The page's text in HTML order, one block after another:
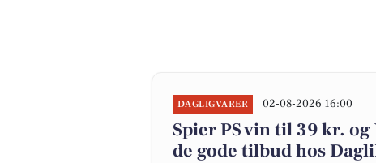
DAGLIGVARER 02-08-2026 16:00
Spier PS vin til 39 kr.
de gode tilbud hos